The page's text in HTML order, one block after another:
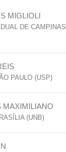
MIGLIOLI
DE CAMPINAS
PAULO (USP)
MAXIMILIANO
(UNB)